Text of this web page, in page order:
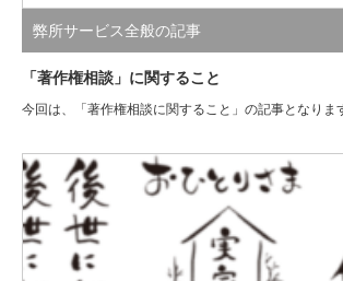
弊所サービス全般の記事
「著作権相談」に関すること
今回は、「著作権相談に関すること」の記事となりま